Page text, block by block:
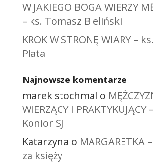
W JAKIEGO BOGA WIERZY
– ks. Tomasz Bieliński
KROK W STRONĘ WIARY –
Plata
Najnowsze komentarze
marek stochmal o
WIERZĄCY I PRAKTYKUJĄCY
Konior SJ
Katarzyna o MARGARETKA
za księży